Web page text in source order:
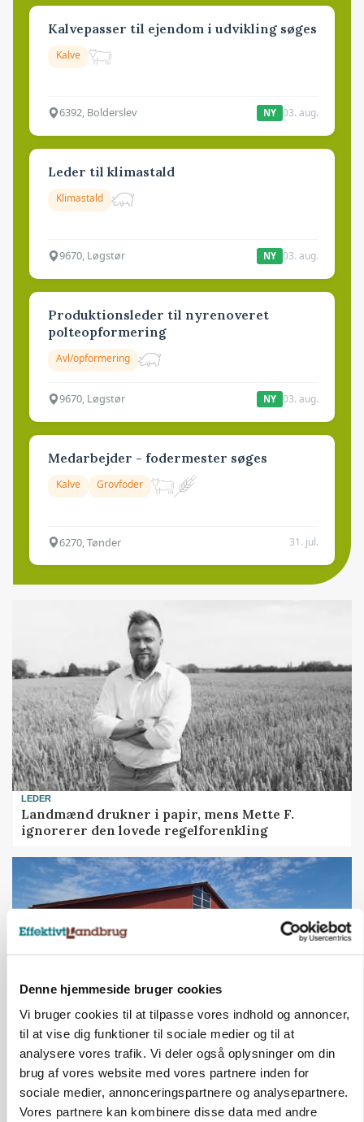
Denne hjemmeside bruger cookies
Vi bruger cookies til at tilpasse vores indhold og annoncer,
til at vise dig funktioner til sociale medier og til at
analysere vores trafik. Vi deler også oplysninger om din
brug af vores website med vores partnere inden for
sociale medier, annonceringspartnere og analysepartnere.
Vores partnere kan kombinere disse data med andre
Kalvepasser til ejendom i udvikling søges
Kalve
6392, Bolderslev NY 03. aug.
Leder til klimastald
Klimastald
9670, Løgstør NY 03. aug.
Produktionsleder til nyrenoveret
polteopformering
Avl/opformering
9670, Løgstør NY 03. aug.
Medarbejder - fodermester søges
Kalve Grovfoder
6270, Tønder 31. jul.
LEDER
Landmænd drukner i papir, mens Mette F.
ignorerer den lovede regelforenkling
KVÆG
500-600 køer i stort barmarksprojekt: Fra
beskeden start til store drømme